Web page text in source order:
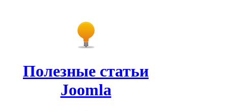
Полезные статьи
Joomla